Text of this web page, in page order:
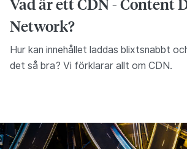
Network?
Hur kan innehållet laddas blixtsnabbt
det så bra? Vi förklarar allt om CDN.